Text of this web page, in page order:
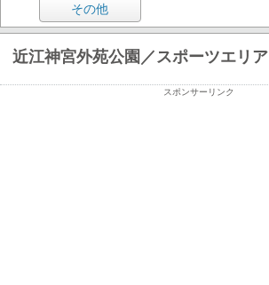
その他
近江神宮外苑公園／スポーツエリア
スポンサーリンク